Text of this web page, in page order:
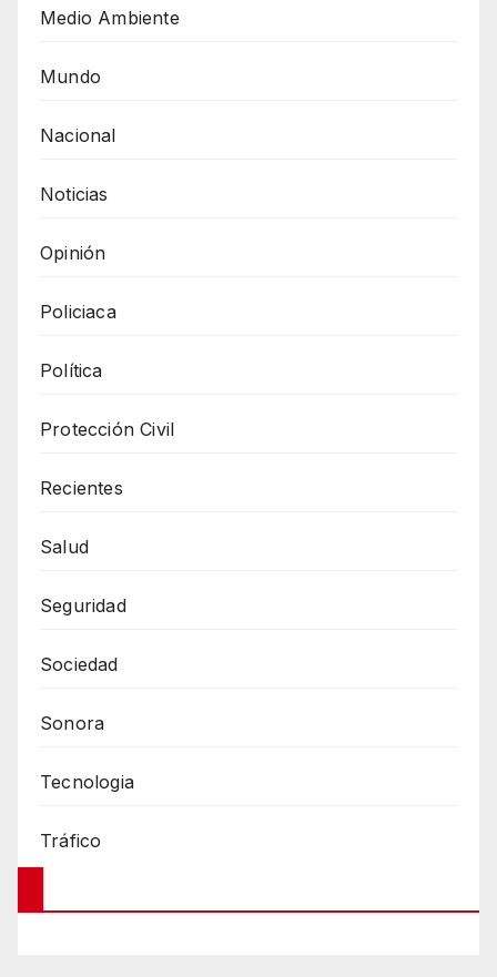
Medio Ambiente
Mundo
Nacional
Noticias
Opinión
Policiaca
Política
Protección Civil
Recientes
Salud
Seguridad
Sociedad
Sonora
Tecnologia
Tráfico